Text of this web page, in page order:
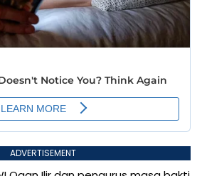
ADVERTISEMENT